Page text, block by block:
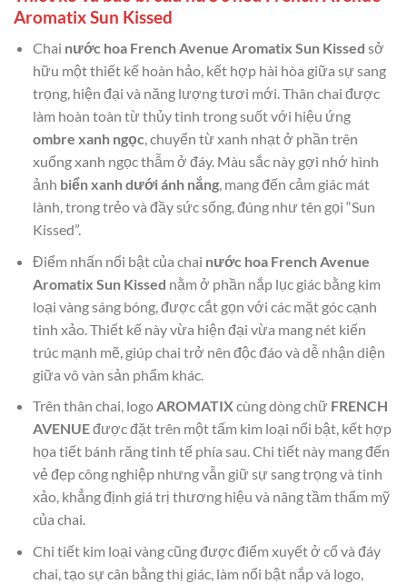
Aromatix Sun Kissed
Chai nước hoa French Avenue Aromatix Sun Kissed sở
hữu một thiết kế hoàn hảo, kết hợp hài hòa giữa sự sang
trọng, hiện đại và năng lượng tươi mới. Thân chai được
làm hoàn toàn từ thủy tinh trong suốt với hiệu ứng
ombre xanh ngọc, chuyển từ xanh nhạt ở phần trên
xuống xanh ngọc thẫm ở đáy. Màu sắc này gợi nhớ hình
ảnh biển xanh dưới ánh nắng, mang đến cảm giác mát
lành, trong trẻo và đầy sức sống, đúng như tên gọi “Sun
Kissed”.
Điểm nhấn nổi bật của chai nước hoa French Avenue
Aromatix Sun Kissed nằm ở phần nắp lục giác bằng kim
loại vàng sáng bóng, được cắt gọn với các mặt góc cạnh
tinh xảo. Thiết kế này vừa hiện đại vừa mang nét kiến
trúc mạnh mẽ, giúp chai trở nên độc đáo và dễ nhận diện
giữa vô vàn sản phẩm khác.
Trên thân chai, logoAROMATIXcùng dòng chữ FRENCH
AVENUEđược đặt trên một tấm kim loại nổi bật, kết hợp
họa tiết bánh răng tinh tế phía sau. Chi tiết này mang đến
vẻ đẹp công nghiệp nhưng vẫn giữ sự sang trọng và tinh
xảo, khẳng định giá trị thương hiệu và nâng tầm thẩm mỹ
của chai.
Chi tiết kim loại vàng cũng được điểm xuyết ở cổ và đáy
chai, tạo sự cân bằng thị giác, làm nổi bật nắp và logo,